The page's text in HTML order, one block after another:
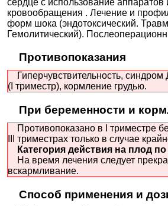
сердце с использование аппаратов
кровообращения . Лечение и
форм шока (эндотоксический.
Гемолитический).
Противопоказания
Гиперчувствительность,
(I триместр), кормление грудью.
При беременности и
Противопоказано в I триместре
III триместрах только в случае
Категория действия на плод по
На время лечения следует
вскармливание.
Способ применения и